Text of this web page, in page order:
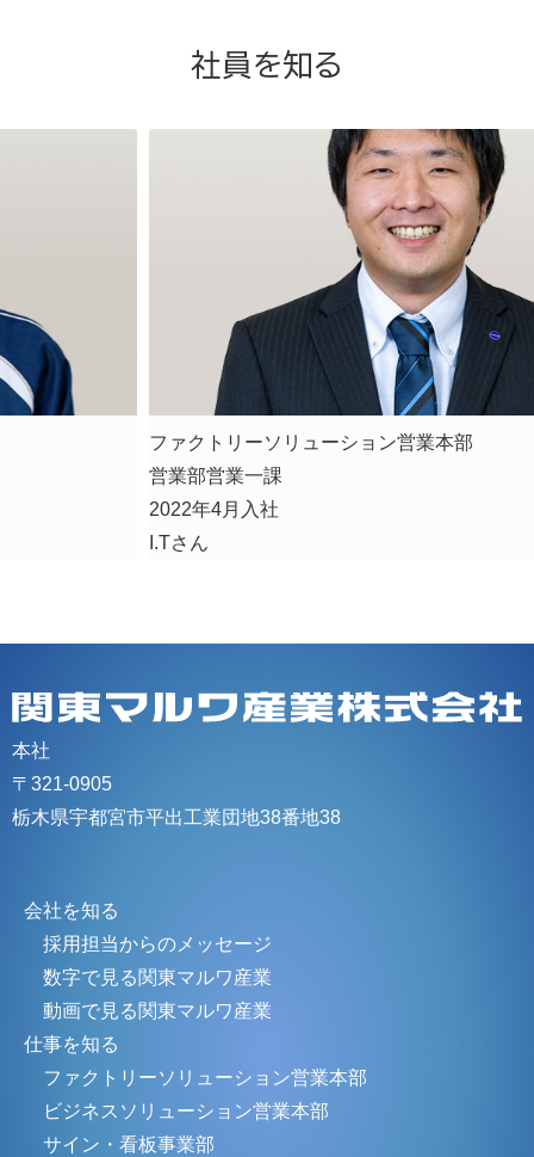
社員を知る
ファクトリーソリューション営業本部
営業部営業一課
2022年4月入社
本社
〒321-0905
栃木県宇都宮市平出工業団地38番地38
会社を知る
採用担当からのメッセージ
数字で見る関東マルワ産業
動画で見る関東マルワ産業
仕事を知る
ファクトリーソリューション営業本部
ビジネスソリューション営業本部
サイン・看板事業部